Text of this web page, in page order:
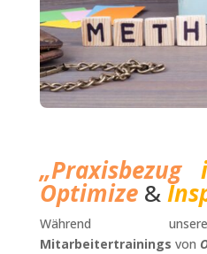
„Praxisbezug
Optimize&
Während
Mitarbeitertrainings von